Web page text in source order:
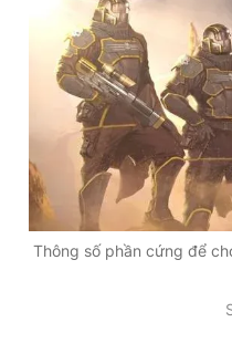
Đọc Thanh Niên trên
Theo dõi báo trên
Hotline
0906 645 777
Thông số phần cứng để